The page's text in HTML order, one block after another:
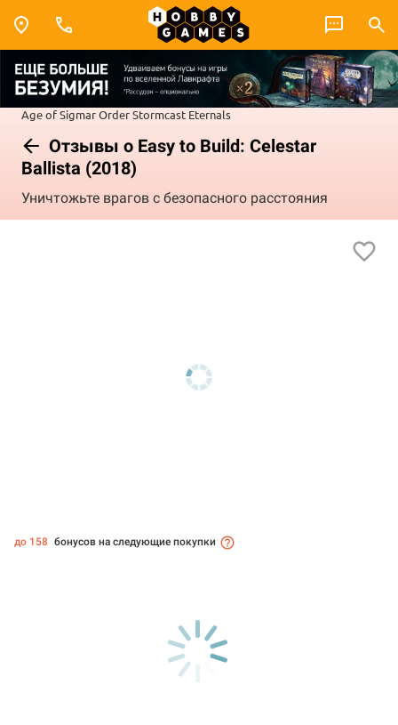
Age of SigmarOrderStormcast Eternals
Отзывы о Easy to Build: Celestar
Ballista (2018)
Уничтожьте врагов с безопасного расстояния
до 158 бонусов на следующие покупки